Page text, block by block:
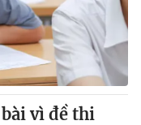
vì đề thi